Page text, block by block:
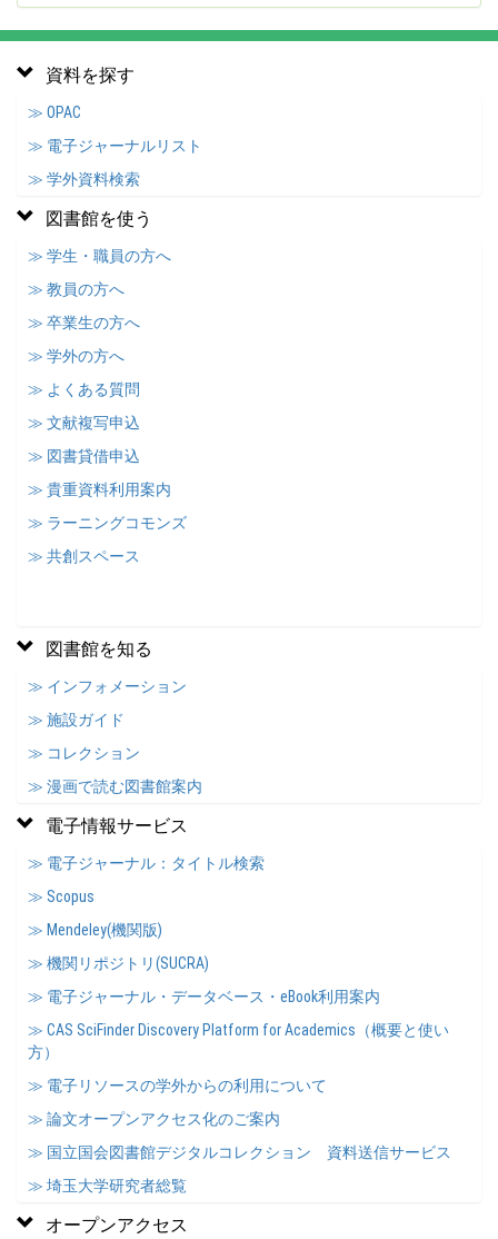
資料を探す
≫ OPAC
≫ 電子ジャーナルリスト
≫ 学外資料検索
図書館を使う
≫ 学生・職員の方へ
≫ 教員の方へ
≫ 卒業生の方へ
≫ 学外の方へ
≫ よくある質問
≫ 文献複写申込
≫ 図書貸借申込
≫ 貴重資料利用案内
≫ ラーニングコモンズ
≫ 共創スペース
図書館を知る
≫ インフォメーション
≫ 施設ガイド
≫ コレクション
≫ 漫画で読む図書館案内
電子情報サービス
≫ 電子ジャーナル：タイトル検索
≫ Scopus
≫ Mendeley(機関版)
≫ 機関リポジトリ(SUCRA)
≫ 電子ジャーナル・データベース・eBook利用案内
≫ CAS SciFinder Discovery Platform for Academics（概要と使い
方）
≫ 電子リソースの学外からの利用について
≫ 論文オープンアクセス化のご案内
≫ 国立国会図書館デジタルコレクション 資料送信サービス
≫ 埼玉大学研究者総覧
オープンアクセス